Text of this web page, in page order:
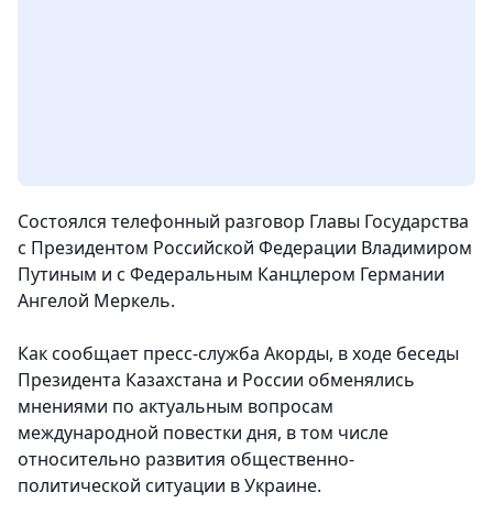
Состоялся телефонный разговор Главы Государства
с Президентом Российской Федерации Владимиром
Путиным и с Федеральным Канцлером Германии
Ангелой Меркель.
Как сообщает пресс-служба Акорды, в ходе беседы
Президента Казахстана и России обменялись
мнениями по актуальным вопросам
международной повестки дня, в том числе
относительно развития общественно-
политической ситуации в Украине.